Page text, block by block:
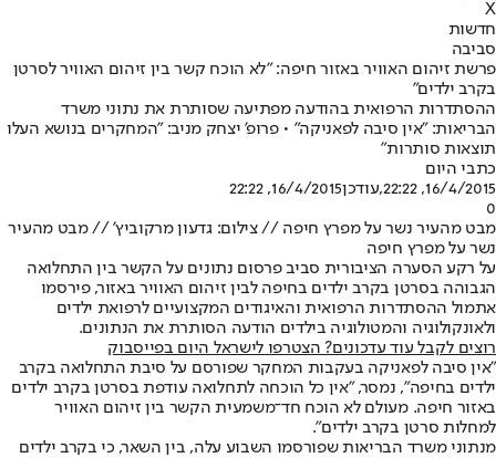
X
חדשות
סביבה
פרשת זיהום האוויר באזור חיפה: "לא הוכח קשר בין זיהום האוויר לסרטן
בקרב ילדים"
ההסתדרות הרפואית בהודעה מפתיעה שסותרת את נתוני משרד
הבריאות: "אין סיבה לפאניקה" • פרופ' יצחק מניב: "המחקרים בנושא העלו
תוצאות סותרות"
כתבי היום
16/4/2015, 22:22
,עודכן16/4/2015, 22:22
0
מבט מהעיר נשר על מפרץ חיפה // צילום: גדעון מרקוביץ' // מבט מהעיר
נשר על מפרץ חיפה
על רקע הסערה הציבורית סביב פרסום נתונים על הקשר בין התחלואה
הגבוהה בסרטן בקרב ילדים בחיפה לבין זיהום האוויר באזור, פירסמו
אתמול ההסתדרות הרפואית והאיגודים המקצועיים לרפואת ילדים
ולאונקולוגיה והמטולוגיה בילדים הודעה הסותרת את הנתונים.
רוצים לקבל עוד עדכונים? הצטרפו לישראל היום בפייסבוק
"אין סיבה לפאניקה בעקבות המחקר שפורסם על סיבת התחלואה בקרב
ילדים בחיפה", נמסר, "אין כל הוכחה לתחלואה עודפת בסרטן בקרב ילדים
באזור חיפה. מעולם לא הוכח חד־משמעית הקשר בין זיהום האוויר
למחלות סרטן בקרב ילדים".
מנתוני משרד הבריאות שפורסמו השבוע עלה, בין השאר, כי בקרב ילדים